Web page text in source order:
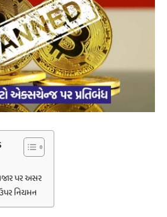
પર અસર
નિયમન